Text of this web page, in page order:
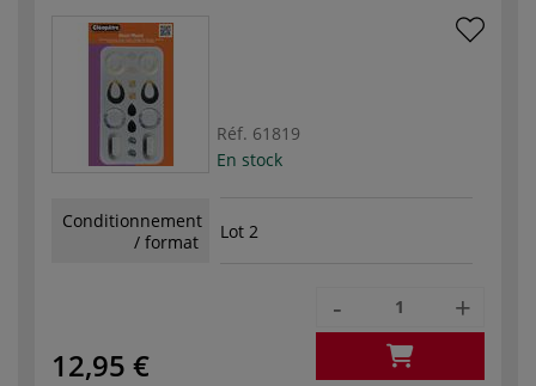
Réf. 61819
En stock
Conditionnement
/ format
Lot 2
12,95 €
- +